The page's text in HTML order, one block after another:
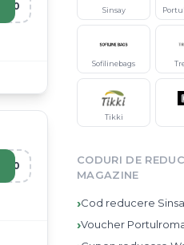
A10
O10
Sinsay
Sofilinebags
Tikki
CODURI DE
MAGAZINE
›Cod reducere
›Voucher